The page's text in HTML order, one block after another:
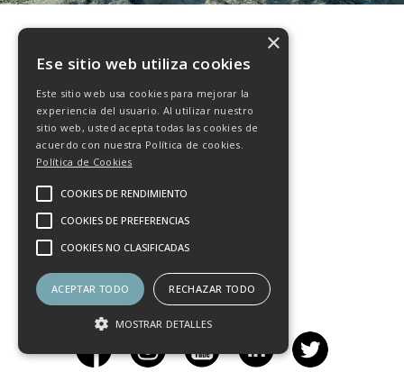
SALTA CON
NOSOTROS
×
Ese sitio web utiliza cookies
Este sitio web usa cookies para mejorar la
experiencia del usuario. Al utilizar nuestro
sitio web, usted acepta todas las cookies de
acuerdo con nuestra Política de cookies.
Política de Cookies
COOKIES DE RENDIMIENTO
COOKIES DE PREFERENCIAS
COOKIES NO CLASIFICADAS
ACEPTAR TODO RECHAZAR TODO
MOSTRAR DETALLES